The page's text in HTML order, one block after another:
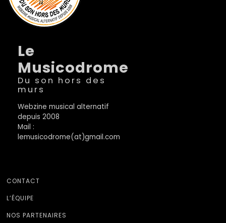
Le
Musicodrome
Du son hors des
murs
Webzine musical alternatif
depuis 2008
Mail :
lemusicodrome(at)gmail.com
CONTACT
L’ÉQUIPE
NOS PARTENAIRES